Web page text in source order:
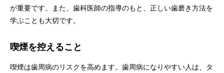
が重要です。また、歯科医師の指導のもと、正しい歯磨き方法を
学ぶことも大切です。
喫煙を控えること
喫煙は歯周病のリスクを高めます。歯周病になりやすい人は、タ